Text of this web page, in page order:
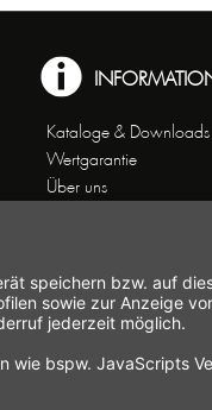
Kataloge & Downloads
Wertgarantie
Über uns
Affiliate-
Themenwelten
Handelsvertretungen